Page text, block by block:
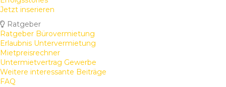
Jetzt inserieren
Ratgeber
Ratgeber Bürovermietung
Erlaubnis Untervermietung
Mietpreisrechner
Untermietvertrag Gewerbe
Weitere interessante Beiträge
FAQ